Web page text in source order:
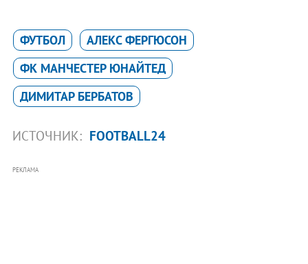
ФУТБОЛ
АЛЕКС ФЕРГЮСОН
ФК МАНЧЕСТЕР ЮНАЙТЕД
ДИМИТАР БЕРБАТОВ
ИСТОЧНИК: FOOTBALL24
РЕКЛАМА